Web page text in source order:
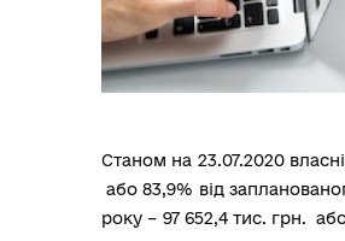
Станом на 23.07.2020
або 83,9% від
року – 97 652,4 тис. грн.